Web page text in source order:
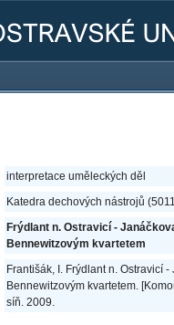
interpretace uměleckých děl
Katedra dechových nástrojů
Frýdlant n. Ostravicí -
Bennewitzovým kvartetem
Františák, I. Frýdlant n. Ostravicí
Bennewitzovým kvartetem.
síň. 2009.